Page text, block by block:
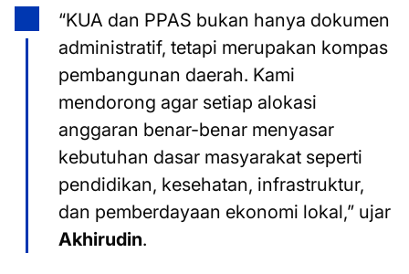
“KUA dan PPAS bukan hanya dokumen
administratif, tetapi merupakan kompas
pembangunan daerah. Kami
mendorong agar setiap alokasi
anggaran benar-benar menyasar
kebutuhan dasar masyarakat seperti
pendidikan, kesehatan, infrastruktur,
dan pemberdayaan ekonomi lokal,” ujar
Akhirudin.